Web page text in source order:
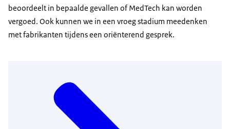
beoordeelt in bepaalde gevallen of MedTech kan worden
vergoed. Ook kunnen we in een vroeg stadium meedenken
met fabrikanten tijdens een oriënterend gesprek.